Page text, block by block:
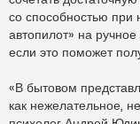
со способностью при
автопилот» на
если это поможет
«В бытовом
как нежелательное,